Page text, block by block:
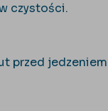
czystości.
przed jedzeniem